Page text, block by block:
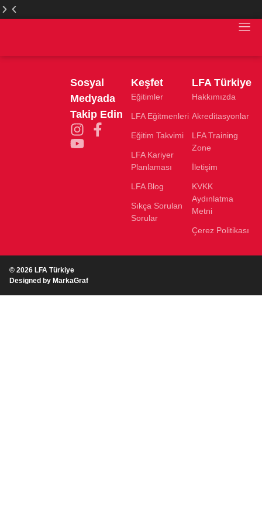
Sosyal
Medyada
Takip Edin
Keşfet
Eğitimler
LFA Eğitmenleri
Eğitim Takvimi
LFA Kariyer
Planlaması
LFA Blog
Sıkça Sorulan
Sorular
LFA Türkiye
Hakkımızda
Akreditasyonlar
LFA Training
Zone
İletişim
KVKK
Aydınlatma
Metni
Çerez Politikası
© 2026 LFA Türkiye
Designed by MarkaGraf